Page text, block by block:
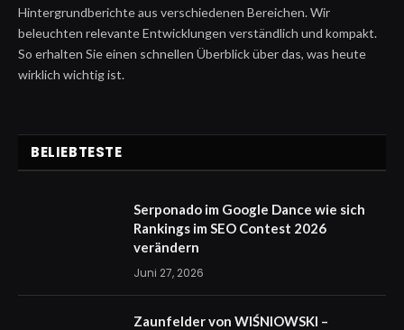
Hintergrundberichte aus verschiedenen Bereichen. Wir
beleuchten relevante Entwicklungen verständlich und kompakt.
So erhalten Sie einen schnellen Überblick über das, was heute
wirklich wichtig ist.
BELIEBTESTE
Serponado im Google Dance wie sich
Rankings im SEO Contest 2026
verändern
Juni 27, 2026
Zaunfelder von WIŚNIOWSKI –